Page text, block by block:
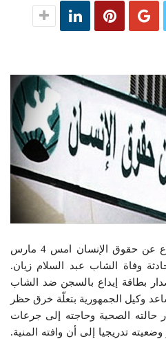
أصدرت الرابطة التونسية للدفاع عن حقوق الإنسان امس 4 مارس
حادثة وفاة الشاب عبد السلام زيان.
بطاقة إيداع بالسجن ضد الشاب
وكيل الجمهورية بتعلّة خرق حظر
حالته الصحية وحاجته إلى جرعات
تدريجيا إلى أن وافته المنية.